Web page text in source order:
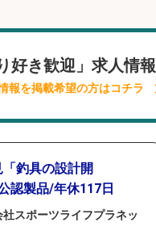
好き歓迎」求人情報
報を掲載希望の方はコチラ
釣具の設計開
認製品/年休117日
社スポーツライフプラネッ